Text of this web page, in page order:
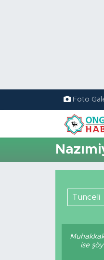
Foto
Tunceli
ise
Trafik Durumu
TFF 2.Lig Kırmızı
Tüm Manşetler